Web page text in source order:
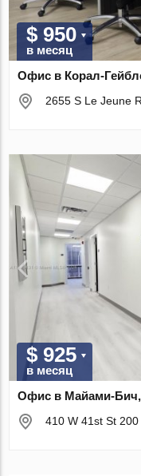
$ 950
в месяц
Офис в Корал-
2655 S Le Jeune
$ 925
в месяц
Офис в Майами-
410 W 41st St 200